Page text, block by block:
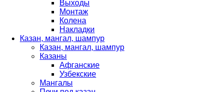
Выходы
Монтаж
Колена
Накладки
Казан, мангал, шампур
Казан, мангал, шампур
Казаны
Афганские
Узбекские
Мангалы